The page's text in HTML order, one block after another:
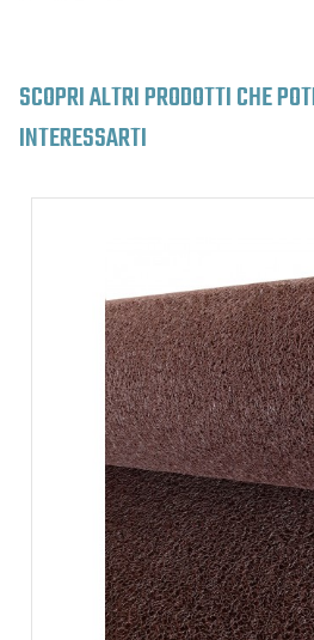
SCOPRI ALTRI PRODOTTI CHE
INTERESSARTI